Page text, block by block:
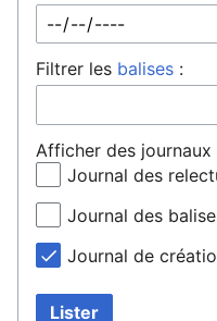
Filtrer les balises :
Afficher des journaux
Journal des
Journal des
Journal de
Lister